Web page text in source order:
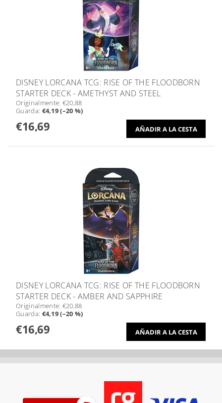
DISNEY LORCANA TCG: RISE OF THE FLOODBORN
STARTER DECK - AMETHYST AND STEEL
Originalmente: €20,88
Guarda: €4,19 (–20 %)
€16,69
DISNEY LORCANA TCG: RISE OF THE FLOODBORN
STARTER DECK - AMBER AND SAPPHIRE
Originalmente: €20,88
Guarda: €4,19 (–20 %)
€16,69